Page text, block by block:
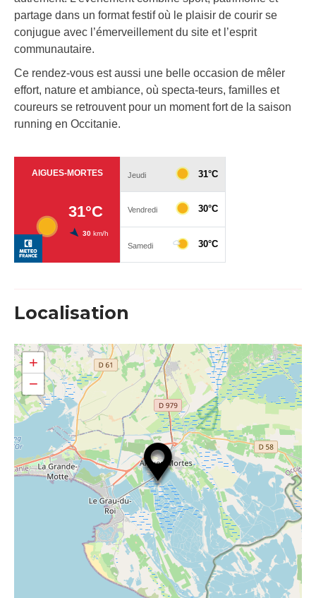
partage dans un format festif où le plaisir de courir se
conjugue avec l’émerveillement du site et l’esprit
communautaire.
Ce rendez-vous est aussi une belle occasion de mêler
effort, nature et ambiance, où specta-teurs, familles et
coureurs se retrouvent pour un moment fort de la saison
running en Occitanie.
Localisation
+
−